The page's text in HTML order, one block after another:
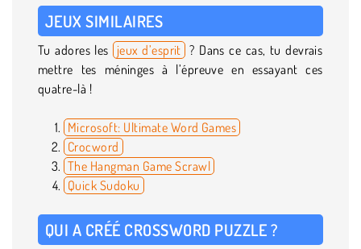
JEUX SIMILAIRES
Tu adores les jeux d’esprit ? Dans ce cas, tu devrais
mettre tes méninges à l’épreuve en essayant ces
quatre-là !
Microsoft: Ultimate Word Games
Crocword
The Hangman Game Scrawl
Quick Sudoku
QUI A CRÉÉ CROSSWORD PUZZLE ?